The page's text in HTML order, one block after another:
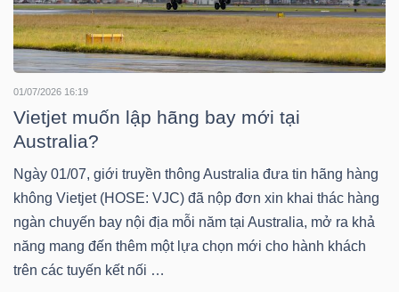
01/07/2026 16:19
Vietjet muốn lập hãng bay mới tại
Australia?
Ngày 01/07, giới truyền thông Australia đưa tin hãng hàng
không Vietjet (HOSE: VJC) đã nộp đơn xin khai thác hàng
ngàn chuyến bay nội địa mỗi năm tại Australia, mở ra khả
năng mang đến thêm một lựa chọn mới cho hành khách
trên các tuyến kết nối …
CÔNG
TIN
VỤ